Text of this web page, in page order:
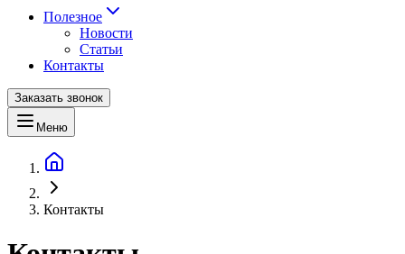
Полезное
Новости
Статьи
Контакты
Заказать звонок
Меню
Контакты